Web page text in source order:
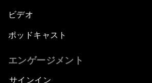
ビデオ
ポッドキャスト
エンゲージメント
サインイン